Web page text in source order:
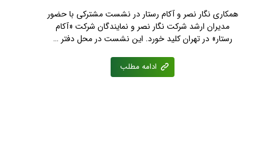
همکاری نگار نصر و آکام رستار در نشست مشترکی با حضور
مدیران ارشد شرکت نگار نصر و نمایندگان شرکت «آکام
رستار» در تهران کلید خورد. این نشست در محل دفتر …
ادامه مطلب